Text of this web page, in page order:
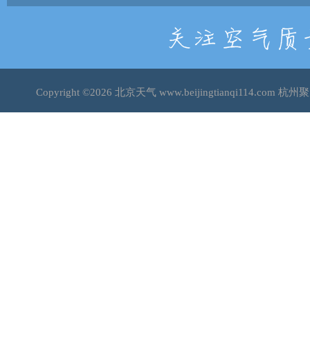
Copyright ©2026 北京天气www.beijingtianqi114.com 杭州